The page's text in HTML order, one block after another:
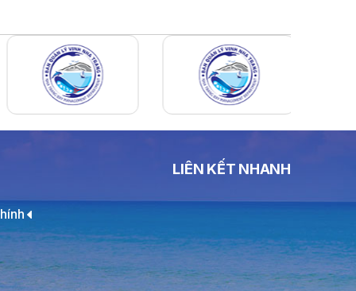
THÔNG BÁO Số 659/TB-VNT Năm
2026 V/v Đính Chính Thông Báo Số
641/TB-VNT Ngày 18/05/2026 Của
Ban Quản Lý Vịnh Nha Trang Về Việc
Lựa Chọn Tổ Chức Đấu Giá Tài Sản
NỘI QUY BẾN THỦY NỘI ĐỊA HÒN MUN
NỘI QUY BẾN THỦY NỘI ĐỊA PHÚ QUÝ
NỘI QUY BẾN THỦY NỘI ĐỊA BẾN TÀU
QUYẾT ĐỊNH 939/QĐ-VNT Về Việc
Công Khai Thực Hiện Dự Toán Thu –
Chi Ngân Sách 6 Tháng Đầu Năm 2026
LIÊN KẾT NHANH